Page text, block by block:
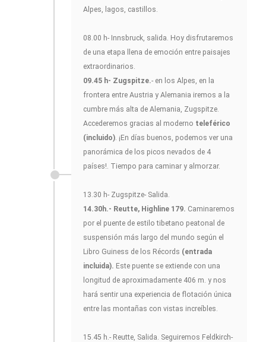
Alpes, lagos, castillos.
08.00 h- Innsbruck, salida. Hoy disfrutaremos
de una etapa llena de emoción entre paisajes
extraordinarios.
09.45 h- Zugspitze.- en los Alpes, en la
frontera entre Austria y Alemania iremos a la
cumbre más alta de Alemania, Zugspitze.
Accederemos gracias al moderno teleférico
(incluido) . ¡En días buenos, podemos ver una
panorámica de los picos nevados de 4
países!. Tiempo para caminar y almorzar.
13.30 h- Zugspitze- Salida.
14.30h.- Reutte, Highline 179. Caminaremos
por el puente de estilo tibetano peatonal de
suspensión más largo del mundo según el
Libro Guiness de los Récords (entrada
incluida). Este puente se extiende con una
longitud de aproximadamente 406 m. y nos
hará sentir una experiencia de flotación única
entre las montañas con vistas increíbles.
15.45 h.- Reutte, Salida. Seguiremos Feldkirch-